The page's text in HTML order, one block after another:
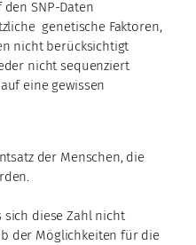
SNP-Daten
genetische Faktoren,
nicht berücksichtigt
nicht sequenziert
eine gewissen
der Menschen, die
sich diese Zahl nicht
der Möglichkeiten für die